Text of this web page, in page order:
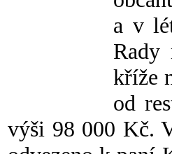
a v
Rady
kříže
od
výši 98 000 Kč.